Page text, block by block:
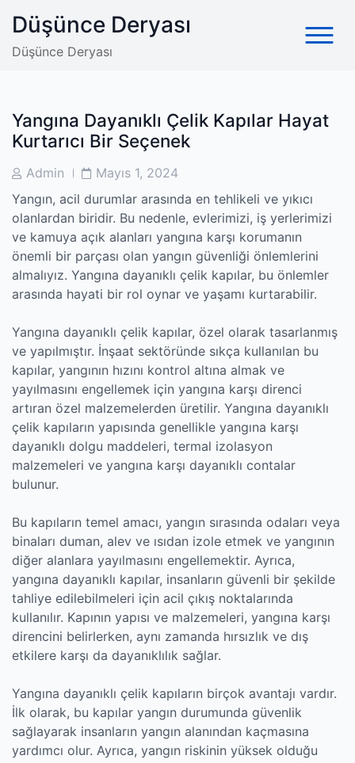
content
Düşünce Deryası
Düşünce Deryası
Yangına Dayanıklı Çelik Kapılar Hayat
Kurtarıcı Bir Seçenek
PostAdmin
PostMayıs 1, 2024
Yangın, acil durumlar arasında en tehlikeli ve yıkıcı
olanlardan biridir. Bu nedenle, evlerimizi, iş yerlerimizi
ve kamuya açık alanları yangına karşı korumanın
önemli bir parçası olan yangın güvenliği önlemlerini
almalıyız. Yangına dayanıklı çelik kapılar, bu önlemler
arasında hayati bir rol oynar ve yaşamı kurtarabilir.
Yangına dayanıklı çelik kapılar, özel olarak tasarlanmış
ve yapılmıştır. İnşaat sektöründe sıkça kullanılan bu
kapılar, yangının hızını kontrol altına almak ve
yayılmasını engellemek için yangına karşı direnci
artıran özel malzemelerden üretilir. Yangına dayanıklı
çelik kapıların yapısında genellikle yangına karşı
dayanıklı dolgu maddeleri, termal izolasyon
malzemeleri ve yangına karşı dayanıklı contalar
bulunur.
Bu kapıların temel amacı, yangın sırasında odaları veya
binaları duman, alev ve ısıdan izole etmek ve yangının
diğer alanlara yayılmasını engellemektir. Ayrıca,
yangına dayanıklı kapılar, insanların güvenli bir şekilde
tahliye edilebilmeleri için acil çıkış noktalarında
kullanılır. Kapının yapısı ve malzemeleri, yangına karşı
direncini belirlerken, aynı zamanda hırsızlık ve dış
etkilere karşı da dayanıklılık sağlar.
Yangına dayanıklı çelik kapıların birçok avantajı vardır.
İlk olarak, bu kapılar yangın durumunda güvenlik
sağlayarak insanların yangın alanından kaçmasına
yardımcı olur. Ayrıca, yangın riskinin yüksek olduğu